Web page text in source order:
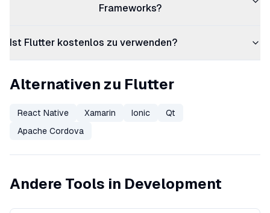
Frameworks?
Ist Flutter kostenlos zu verwenden?
Alternativen zu Flutter
React Native Xamarin Ionic
Qt
Apache Cordova
Andere Tools in Development